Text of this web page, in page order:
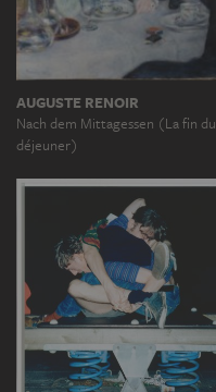
AUGUSTE RENOIR
Nach dem Mittagessen (La fin du
déjeuner)